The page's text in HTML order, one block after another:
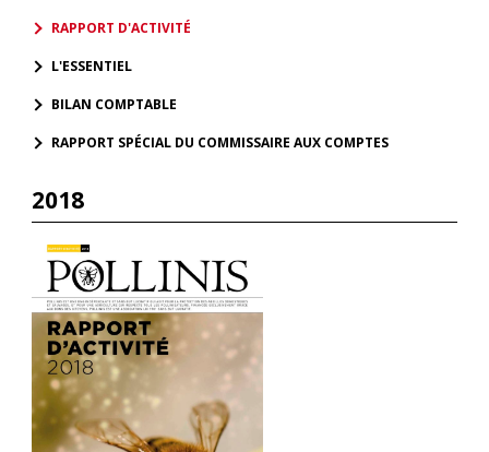
RAPPORT D'ACTIVITÉ
L'ESSENTIEL
BILAN COMPTABLE
RAPPORT SPÉCIAL DU COMMISSAIRE AUX COMPTES
2018